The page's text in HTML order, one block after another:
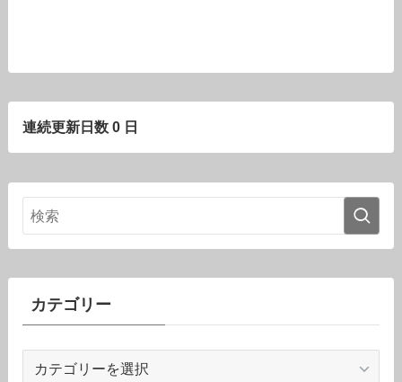
連続更新日数 0 日
カテゴリー